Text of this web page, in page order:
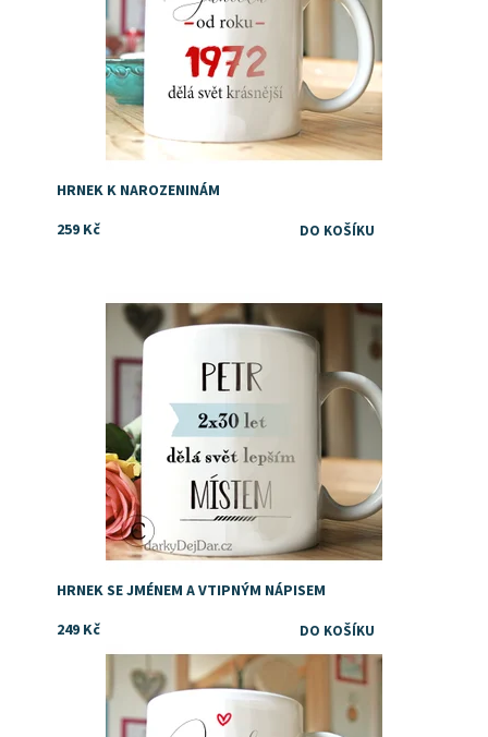
HRNEK K NAROZENINÁM
259 Kč
Dostupnost: Skladem
HRNEK SE JMÉNEM A VTIPNÝM NÁPISEM
249 Kč
Dostupnost:
Skladem